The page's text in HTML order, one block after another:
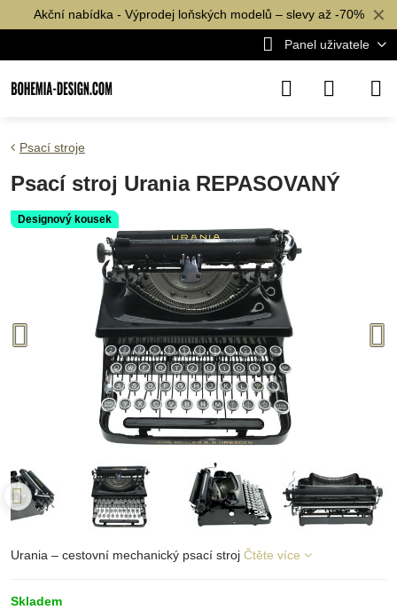
✕
Akční nabídka - Výprodej loňských modelů – slevy až -70%
Panel uživatele
Designový kousek
Psací stroje
Psací stroj Urania REPASOVANÝ
Urania – cestovní mechanický psací stroj Čtěte více
Skladem